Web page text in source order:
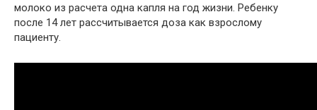
молоко из расчета одна капля на год жизни. Ребенку
после 14 лет рассчитывается доза как взрослому
пациенту.